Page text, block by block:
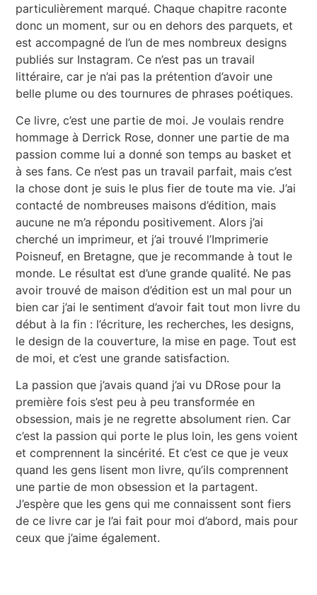
particulièrement marqué. Chaque chapitre raconte
donc un moment, sur ou en dehors des parquets, et
est accompagné de l’un de mes nombreux designs
publiés sur Instagram. Ce n’est pas un travail
littéraire, car je n’ai pas la prétention d’avoir une
belle plume ou des tournures de phrases poétiques.
Ce livre, c’est une partie de moi. Je voulais rendre
hommage à Derrick Rose, donner une partie de ma
passion comme lui a donné son temps au basket et
à ses fans. Ce n’est pas un travail parfait, mais c’est
la chose dont je suis le plus fier de toute ma vie. J’ai
contacté de nombreuses maisons d’édition, mais
aucune ne m’a répondu positivement. Alors j’ai
cherché un imprimeur, et j’ai trouvé l’Imprimerie
Poisneuf, en Bretagne, que je recommande à tout le
monde. Le résultat est d’une grande qualité. Ne pas
avoir trouvé de maison d’édition est un mal pour un
bien car j’ai le sentiment d’avoir fait tout mon livre du
début à la fin : l’écriture, les recherches, les designs,
le design de la couverture, la mise en page. Tout est
de moi, et c’est une grande satisfaction.
La passion que j’avais quand j’ai vu DRose pour la
première fois s’est peu à peu transformée en
obsession, mais je ne regrette absolument rien. Car
c’est la passion qui porte le plus loin, les gens voient
et comprennent la sincérité. Et c’est ce que je veux
quand les gens lisent mon livre, qu’ils comprennent
une partie de mon obsession et la partagent.
J’espère que les gens qui me connaissent sont fiers
de ce livre car je l’ai fait pour moi d’abord, mais pour
ceux que j’aime également.